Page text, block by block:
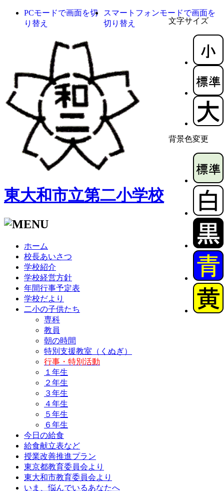
文字サイズ
背景色変更
PCモードで画面を切
り替え
スマートフォンモードで画面を
切り替え
東大和市立第二小学校
ホーム
校長あいさつ
学校紹介
学校経営方針
年間行事予定表
学校だより
二小の子供たち
専科
教員
朝の時間
特別支援教室（くぬぎ）
行事・特別活動
１年生
２年生
３年生
４年生
５年生
６年生
今日の給食
給食献立表など
授業改善推進プラン
東京都教育委員会より
東大和市教育委員会より
いま、悩んでいるあなたへ